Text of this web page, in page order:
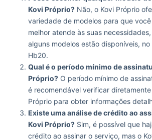
Kovi Próprio? Não, o Kovi Próprio
variedade de modelos para que
melhor atende às suas
alguns modelos estão disponíveis,
Hb20.
Qual é o período mínimo de
Próprio? O período mínimo de
é recomendável verificar
Próprio para obter informações
Existe uma análise de crédito ao
Kovi Próprio? Sim, é possível que
crédito ao assinar o serviço, mas o